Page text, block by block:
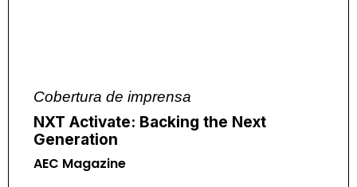
Cobertura de imprensa
NXT Activate: Backing the Next
Generation
AEC Magazine